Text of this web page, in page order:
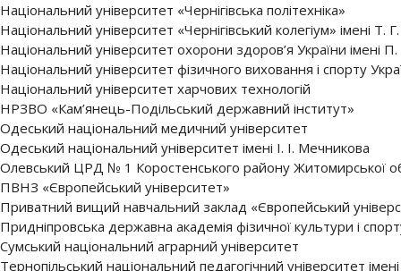
Національний університет «Чернігівська політехніка»
Національний університет «Чернігівський колегіум» імені Т.
Національний університет охорони здоров’я України імені
Національний університет фізичного виховання і спорту
Національний університет харчових технологій
НРЗВО «Кам’янець-Подільський державний інститут»
Одеський національний медичний університет
Одеський національний університет імені І. І. Мечникова
Олевський ЦРД № 1 Коростенського району Житомирської
ПВНЗ «Європейський університет»
Приватний вищий навчальний заклад «Європейський
Придніпровська державна академія фізичної культури і
Сумський національний аграрний університет
Тернопільський національний педагогічний університет